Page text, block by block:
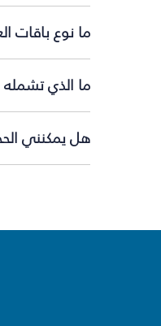
ما نوع باقات
ما الذي
هل يمكنني